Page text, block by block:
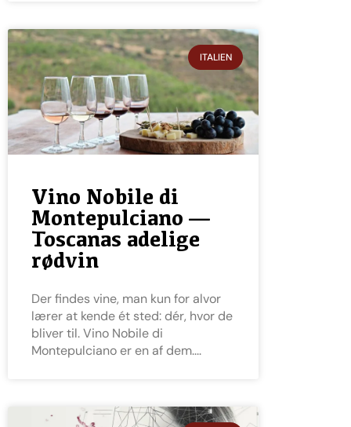
ITALIEN
Vino Nobile di
Montepulciano —
Toscanas adelige
rødvin
Der findes vine, man kun for alvor
lærer at kende ét sted: dér, hvor de
bliver til. Vino Nobile di
Montepulciano er en af dem.